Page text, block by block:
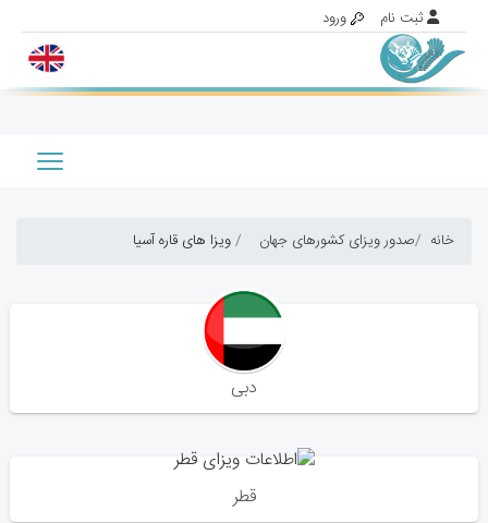
خانه صدور ویزای کشورهای جهان ویزا های قاره آسیا
دبی
قطر